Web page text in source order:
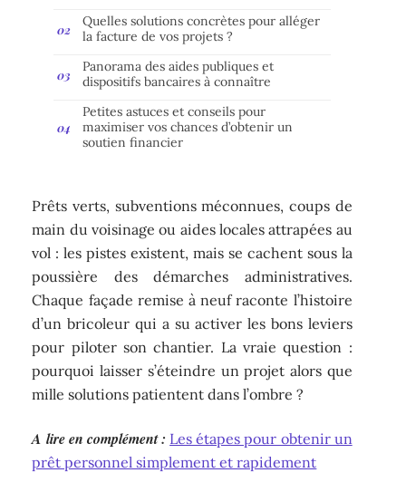
Quelles solutions concrètes pour alléger
la facture de vos projets ?
Panorama des aides publiques et
dispositifs bancaires à connaître
Petites astuces et conseils pour
maximiser vos chances d’obtenir un
soutien financier
Prêts verts, subventions méconnues, coups de
main du voisinage ou aides locales attrapées au
vol : les pistes existent, mais se cachent sous la
poussière des démarches administratives.
Chaque façade remise à neuf raconte l’histoire
d’un bricoleur qui a su activer les bons leviers
pour piloter son chantier. La vraie question :
pourquoi laisser s’éteindre un projet alors que
mille solutions patientent dans l’ombre ?
A lire en complément : Les étapes pour obtenir un
prêt personnel simplement et rapidement